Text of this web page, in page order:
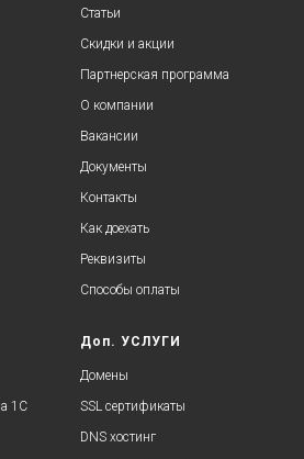
Статьи
Скидки и акции
Партнерская программа
О компании
Вакансии
Документы
Контакты
Как доехать
Реквизиты
Способы оплаты
1С
Доп. УСЛУГИ
Домены
SSL сертификаты
DNS хостинг